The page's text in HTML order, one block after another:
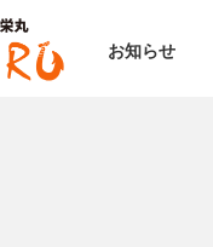
お知らせ